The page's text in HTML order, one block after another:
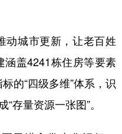
城市更新，让老百姓
盖4241栋住房等要素
的“四级多维”体系，识
存量资源一张图”。